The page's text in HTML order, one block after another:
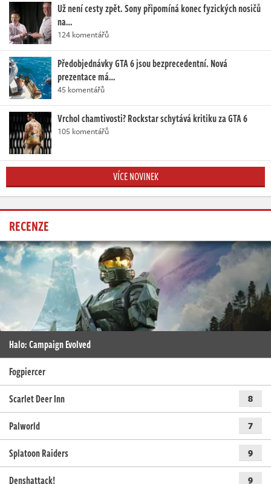
Už není cesty zpět. Sony připomíná konec fyzických nosičů
na…
124 komentářů
Předobjednávky GTA 6 jsou bezprecedentní. Nová
prezentace má…
45 komentářů
Vrchol chamtivosti? Rockstar schytává kritiku za GTA 6
105 komentářů
VÍCE NOVINEK
RECENZE
Halo: Campaign Evolved
Fogpiercer
Scarlet Deer Inn
8
Palworld 7
Splatoon Raiders 9
Denshattack! 9